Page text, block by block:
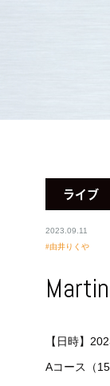
ライブ
2023.09.11
由井りくや
【日時】
Aコース（